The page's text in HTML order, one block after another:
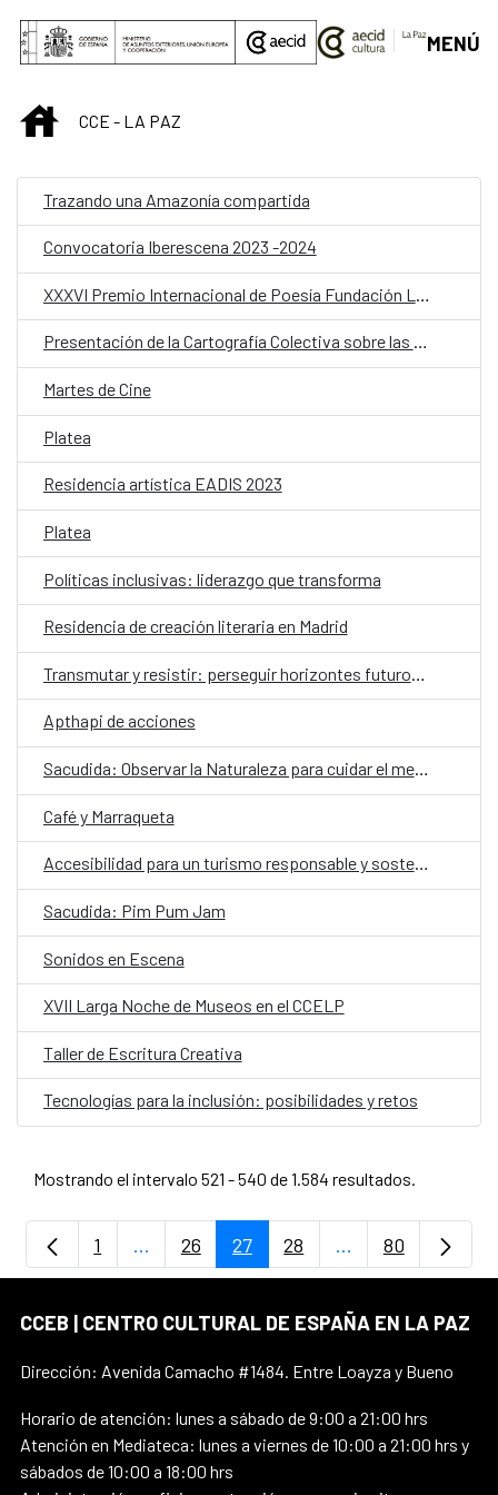
Saltar al contenido principal
MENÚ
INICIOCCE - LA PAZ
Trazando una Amazonía compartida
Convocatoria Iberescena 2023 -2024
Presentación de la Cartografía Colectiva sobre las Personas con Discapacidad (PcD) en Bolivia
Martes de Cine
Platea
Residencia artística EADIS 2023
Platea
Políticas inclusivas: liderazgo que transforma
Residencia de creación literaria en Madrid
Apthapi de acciones
Sacudida: Observar la Naturaleza para cuidar el medioambiente
Café y Marraqueta
Accesibilidad para un turismo responsable y sostenible
Sacudida: Pim Pum Jam
Sonidos en Escena
XVII Larga Noche de Museos en el CCELP
Taller de Escritura Creativa
Tecnologías para la inclusión: posibilidades y retos
Mostrando el intervalo 521 - 540 de 1.584 resultados.
Página
1 ...Páginas intermedias Use TAB para
Página
26 Página
27 Página
28 ...PáginasPágina
80
CCEB | CENTRO CULTURAL DE ESPAÑA EN LA PAZ
Dirección: Avenida Camacho #1484. Entre Loayza y Bueno
Horario de atención: lunes a sábado de 9:00 a 21:00 hrs
Atención en Mediateca: lunes a viernes de 10:00 a 21:00 hrs y
sábados de 10:00 a 18:00 hrs